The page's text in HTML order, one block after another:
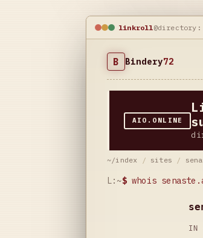
linkroll
B Bindery72
AIO.ONLINE
~/index / sites /
L:~$ whois
IN